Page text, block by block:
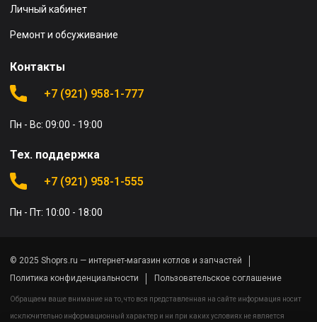
Личный кабинет
Ремонт и обсуживание
Контакты
+7 (921) 958-1-777
Пн - Вс: 09:00 - 19:00
Тех. поддержка
+7 (921) 958-1-555
Пн - Пт: 10:00 - 18:00
© 2025 Shoprs.ru — интернет-магазин котлов и запчастей
Политика конфиденциальности
Пользовательское соглашение
Обращаем ваше внимание на то, что вся представленная на сайте информация носит
исключительно информационный характер и ни при каких условиях не является